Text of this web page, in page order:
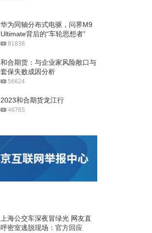
华为同轴分布式电驱，问界M9
Ultimate背后的“车轮思想者”
81838
和合期货：与企业家风险敞口与
套保失败成因分析
56624
2023和合期货龙江行
46765
上海公交车深夜冒绿光 网友直
呼密室逃脱现场：官方回应